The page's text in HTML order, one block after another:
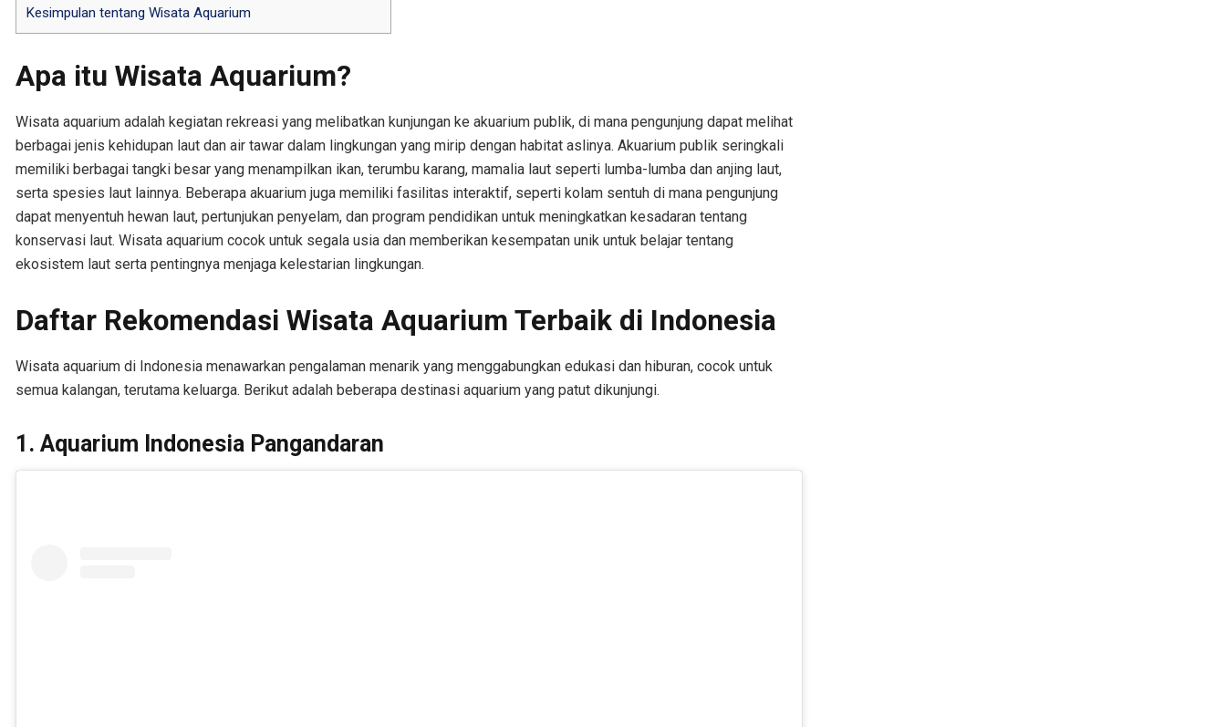
Kesimpulan tentang Wisata Aquarium
Apa itu Wisata Aquarium?
Wisata aquarium adalah kegiatan rekreasi yang melibatkan kunjungan ke akuarium publik, di mana pengunjung dapat melihat
berbagai jenis kehidupan laut dan air tawar dalam lingkungan yang mirip dengan habitat aslinya. Akuarium publik seringkali
memiliki berbagai tangki besar yang menampilkan ikan, terumbu karang, mamalia laut seperti lumba-lumba dan anjing laut,
serta spesies laut lainnya. Beberapa akuarium juga memiliki fasilitas interaktif, seperti kolam sentuh di mana pengunjung
dapat menyentuh hewan laut, pertunjukan penyelam, dan program pendidikan untuk meningkatkan kesadaran tentang
konservasi laut. Wisata aquarium cocok untuk segala usia dan memberikan kesempatan unik untuk belajar tentang
ekosistem laut serta pentingnya menjaga kelestarian lingkungan.
Daftar Rekomendasi Wisata Aquarium Terbaik di Indonesia
Wisata aquarium di Indonesia menawarkan pengalaman menarik yang menggabungkan edukasi dan hiburan, cocok untuk
semua kalangan, terutama keluarga. Berikut adalah beberapa destinasi aquarium yang patut dikunjungi.
1. Aquarium Indonesia Pangandaran